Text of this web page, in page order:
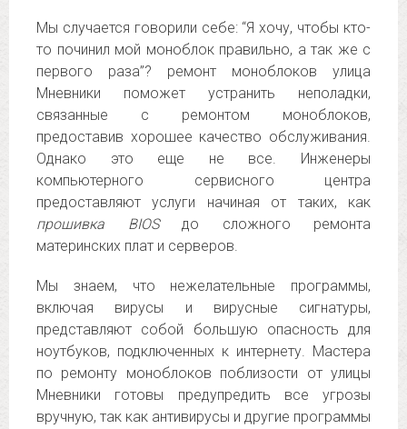
Мы случается говорили себе: “Я хочу, чтобы кто-
то починил мой моноблок правильно, а так же с
первого раза”? ремонт моноблоков улица
Мневники поможет устранить неполадки,
связанные с ремонтом моноблоков,
предоставив хорошее качество обслуживания.
Однако это еще не все. Инженеры
компьютерного сервисного центра
предоставляют услуги начиная от таких, как
прошивка BIOSдо сложного ремонта
материнских плат и серверов.
Мы знаем, что нежелательные программы,
включая вирусы и вирусные сигнатуры,
представляют собой большую опасность для
ноутбуков, подключенных к интернету. Мастера
по ремонту моноблоков поблизости от улицы
Мневники готовы предупредить все угрозы
вручную, так как антивирусы и другие программы